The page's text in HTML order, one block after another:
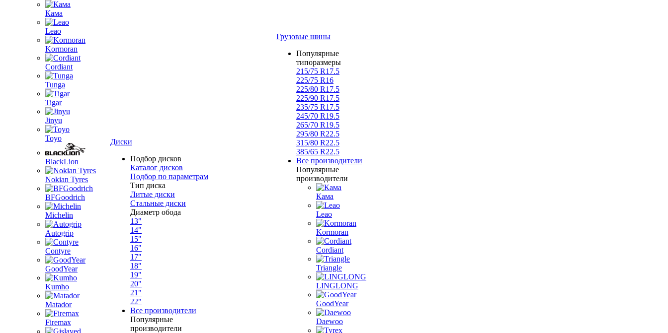
Кама
Leao
Kormoran
Cordiant
Tunga
Tigar
Jinyu
Toyo
BlackLion
Nokian Tyres
BFGoodrich
Michelin
Autogrip
Contyre
GoodYear
Kumho
Matador
Firemax
Диски
Подбор дисков
Каталог дисков
Подбор по параметрам
Тип диска
Литые диски
Стальные диски
Диаметр обода
13"
14"
15"
16"
17"
18"
19"
20"
21"
22"
Все производители
Популярные
производители
Грузовые шины
Популярные
типоразмеры
215/75 R17.5
225/75 R16
225/80 R17.5
225/90 R17.5
235/75 R17.5
245/70 R19.5
265/70 R19.5
295/80 R22.5
315/80 R22.5
385/65 R22.5
Все производители
Популярные
производители
Кама
Leao
Kormoran
Cordiant
Triangle
LINGLONG
GoodYear
Daewoo